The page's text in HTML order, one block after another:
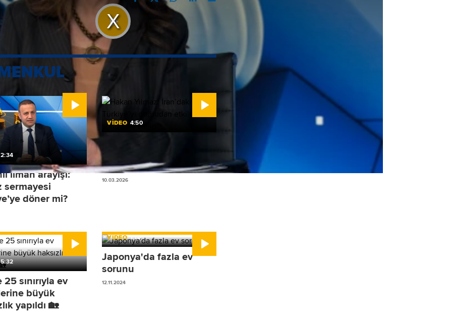
Videoyu
Oynat
Türkiye’nin gayrimenkul ve inşaat sektöründeki
ve yatırım fırsatları ele alındı.
2:34
liman arayışı:
sermayesi
döner mi?
VİDEO 4:50
doğrudan etkileyecek
sonuçlara sahip
10.03.2026
5:32
sınırıyla ev
büyük
yapıldı 🏡
VİDEO 1:16
Japonya'da fazla ev
sorunu
12.11.2024